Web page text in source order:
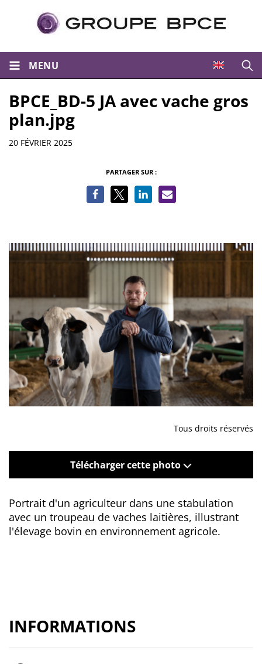
MENU
BPCE_BD-5 JA avec vache gros
plan.jpg
Informations
20 FÉVRIER 2025
PARTAGER SUR :
Tous droits réservés
Télécharger cette photo
Portrait d'un agriculteur dans une stabulation
avec un troupeau de vaches laitières, illustrant
l'élevage bovin en environnement agricole.
INFORMATIONS